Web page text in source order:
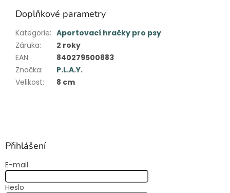
Doplňkové parametry
Kategorie: Aportovací hračky pro psy
Záruka:
2 roky
EAN:
840279500883
Značka:
P.L.A.Y.
Velikost: 8 cm
Z
Přihlášení
E-mail
Heslo